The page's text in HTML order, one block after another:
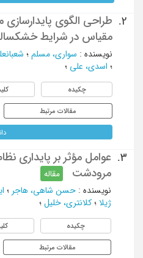
2.
طراحی الگوی
مقیاس در شرایط
نویسنده : سواری، مسلم ؛
؛ اسدی، علی ؛
چکیده
مقالات مرتبط
3.
عوامل مؤثر بر پایداری
مرودشت
مقاله
نویسنده : حسن شاهی، هاجر ؛
ژیلا ؛ کلانتری، خلیل ؛
چکیده
مقالات مرتبط